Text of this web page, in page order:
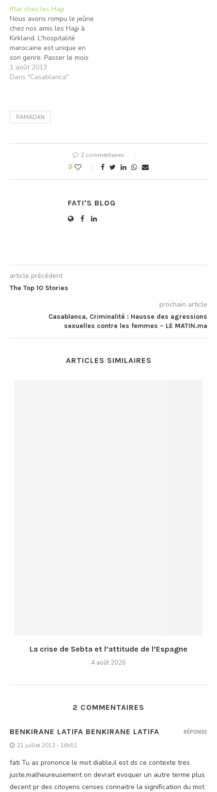
Ramadan à vous mes amis
musulmans. » « Mon âme…
Iftar chez les Hajji
Nous avons rompu le jeûne
chez nos amis les Hajji à
Kirkland. L'hospitalité
marocaine est unique en
son genre. Passer le mois
de ramadan à 7000 km du
pays, n'est pas si difficile
mois sacré. Les mosquées
sont…
1 août 2013
Dans "Casablanca"
RAMADAN
2 commentaires
0
FATI'S BLOG
article précédent
The Top 10 Stories
prochain article
Casablanca, Criminalité : Hausse des agressions
sexuelles contre les femmes – LE MATIN.ma
ARTICLES SIMILAIRES
La crise de Sebta et l’attitude de l’Espagne
4 août 2026
2 COMMENTAIRES
BENKIRANE LATIFA BENKIRANE LATIFA
21 juillet 2013 - 16h51
fati Tu as prononce le mot diable,il est ds ce contexte tres
juste,malheureusement on devrait evoquer un autre terme plus
decent pr des citoyens censes connaitre la signification du mot
RÉPONSE